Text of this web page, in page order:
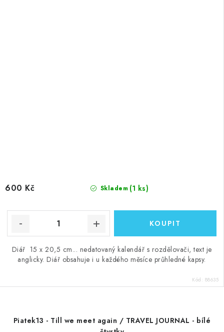
Skladem (1 ks)
600 Kč
Diář 15 x 20,5 cm... nedatovaný kalendář s rozdělovači, text je
anglicky. Diář obsahuje i u každého měsíce průhledné kapsy.
Kód: 88635
Piatek13 - Till we meet again / TRAVEL JOURNAL - bílé